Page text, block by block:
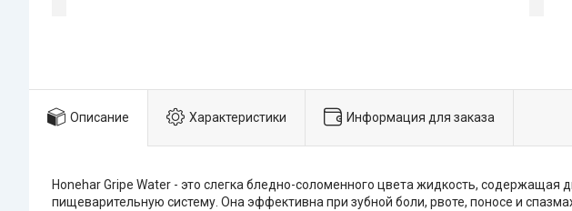
Описание Характеристики Информация для заказа
Honehar Gripe Water - это слегка бледно-соломенного цвета жидкость,
пищеварительную систему. Она эффективна при зубной боли, рвоте, поносе и